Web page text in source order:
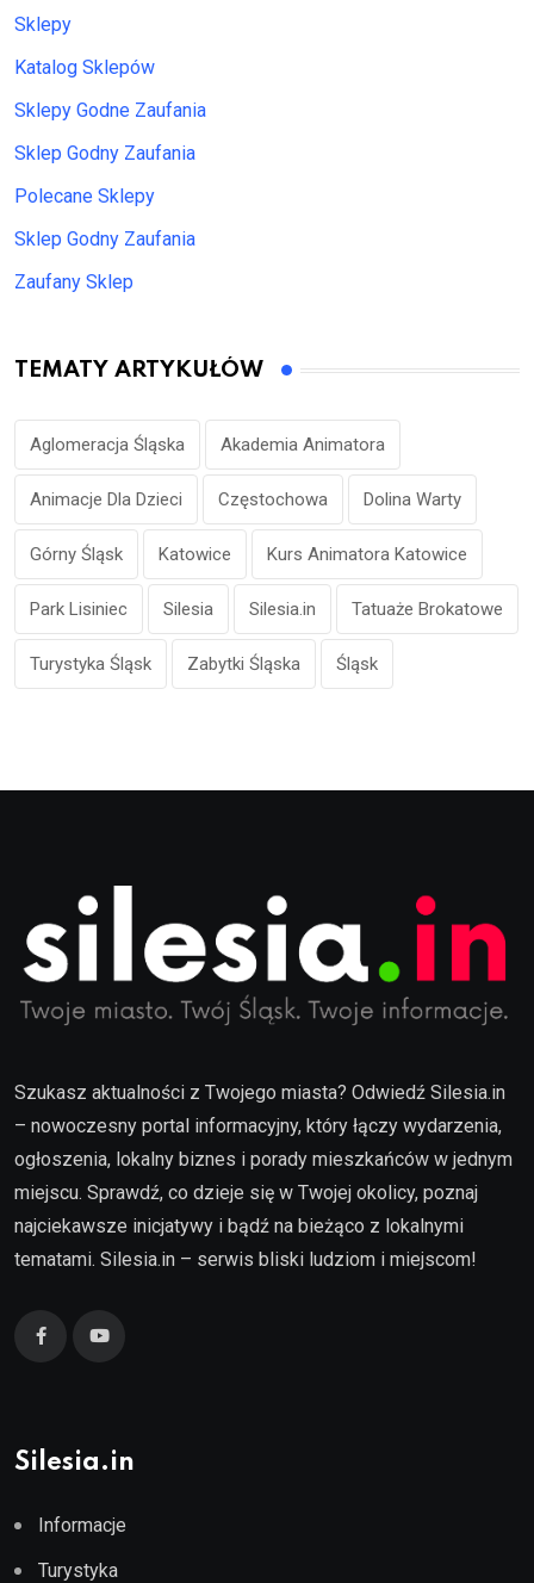
Sklepy
Katalog Sklepów
Sklepy Godne Zaufania
Sklep Godny Zaufania
Polecane Sklepy
Sklep Godny Zaufania
Zaufany Sklep
TEMATY ARTYKUŁÓW
Aglomeracja Śląska Akademia Animatora
Animacje Dla Dzieci Częstochowa Dolina Warty
Górny Śląsk Katowice Kurs Animatora Katowice
Park Lisiniec Silesia Silesia.in Tatuaże Brokatowe
Turystyka Śląsk Zabytki Śląska Śląsk
Szukasz aktualności z Twojego miasta? Odwiedź Silesia.in
– nowoczesny portal informacyjny, który łączy wydarzenia,
ogłoszenia, lokalny biznes i porady mieszkańców w jednym
miejscu. Sprawdź, co dzieje się w Twojej okolicy, poznaj
najciekawsze inicjatywy i bądź na bieżąco z lokalnymi
tematami. Silesia.in – serwis bliski ludziom i miejscom!
Silesia.in
Informacje
Turystyka